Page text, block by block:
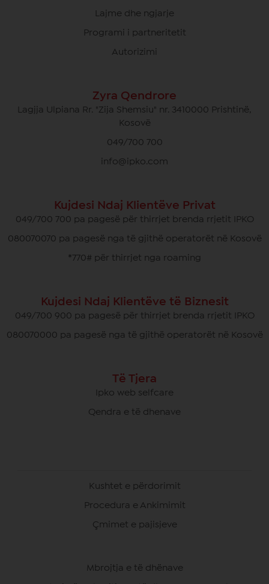
Lajme dhe ngjarje
Programi i partneritetit
Autorizimi
Zyra Qendrore
Lagjja Ulpiana Rr. "Zija Shemsiu" nr. 3410000 Prishtinë,
Kosovë
049/700 700
info@ipko.com
Kujdesi Ndaj Klientëve Privat
049/700 700 pa pagesë për thirrjet brenda rrjetit IPKO
080070070 pa pagesë nga të gjithë operatorët në Kosovë
*770# për thirrjet nga roaming
Kujdesi Ndaj Klientëve të Biznesit
049/700 900 pa pagesë për thirrjet brenda rrjetit IPKO
080070000 pa pagesë nga të gjithë operatorët në Kosovë
Të Tjera
Ipko web selfcare
Qendra e të dhenave
Kushtet e përdorimit
Procedura e Ankimimit
Çmimet e pajisjeve
Mbrojtja e të dhënave